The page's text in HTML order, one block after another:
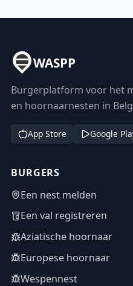
WASPP
Burgerplatform voor het
en hoornaarnesten in
App Store Google
BURGERS
Een nest melden
Een val registreren
Aziatische hoornaar
Europese hoornaar
Wespennest